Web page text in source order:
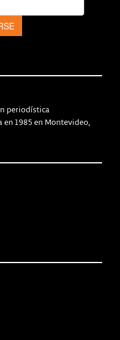
periodística
1985 en Montevideo,